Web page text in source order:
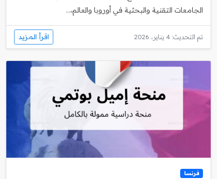
الجامعات التقنية والبحثية في أوروبا والعالم،...
تم التحديث: 4 يناير، 2026 اقرأ المزيد
فرنسا